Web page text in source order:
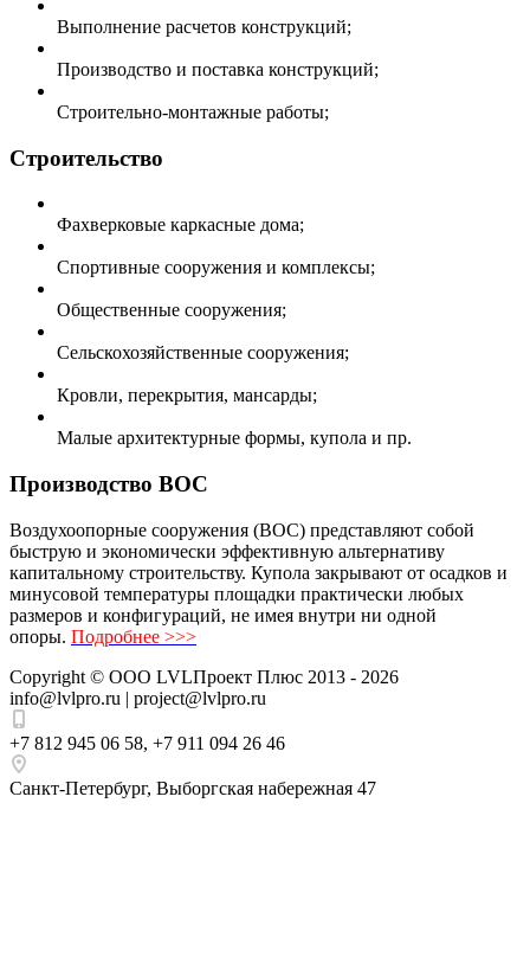
Выполнение расчетов конструкций;
Производство и поставка конструкций;
Строительно-монтажные работы;
Строительство
Фахверковые каркасные дома;
Спортивные сооружения и комплексы;
Общественные сооружения;
Сельскохозяйственные сооружения;
Кровли, перекрытия, мансарды;
Малые архитектурные формы, купола и пр.
Производство ВОС
Воздухоопорные сооружения (ВОС) представляют собой
быструю и экономически эффективную альтернативу
капитальному строительству. Купола закрывают от осадков и
минусовой температуры площадки практически любых
размеров и конфигураций, не имея внутри ни одной
опоры. Подробнее >>>
Copyright © ООО LVLПроект Плюс 2013 - 2026
info@lvlpro.ru | project@lvlpro.ru
+7 812 945 06 58, +7 911 094 26 46
Санкт-Петербург, Выборгская набережная 47